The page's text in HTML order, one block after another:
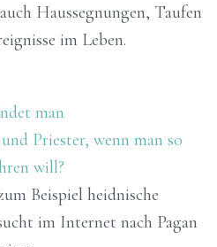
Haussegnungen, Taufen
im Leben.
man
Priester, wenn man so
will?
Beispiel heidnische
im Internet nach Pagan